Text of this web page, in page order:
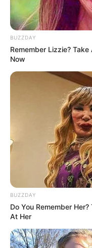
άλλων ανθρώπων για
κατασχέσεις – είτε
in, είτε μέσω άμεσης
τον χρυσό των
Διατάγματος 6102,
πλουτίσει την
τραπεζικούς
άνω των 100.000
ανωμαλίες – ήταν
BUZZDAY
Remember Lizzie?
Now
BUZZDAY
Do You Remember
At Her